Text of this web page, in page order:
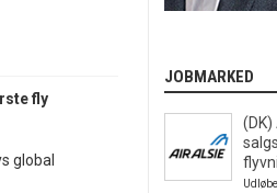
fly
global
JOBMARKED